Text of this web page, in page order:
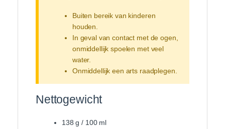
Buiten bereik van kinderen
houden.
In geval van contact met de ogen,
onmiddellijk spoelen met veel
water.
Onmiddellijk een arts raadplegen.
Nettogewicht
138 g / 100 ml